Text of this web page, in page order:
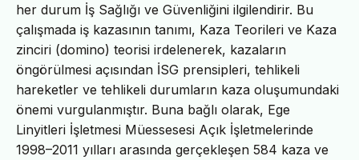
her durum İş Sağlığı ve Güvenliğini ilgilendirir. Bu
çalışmada iş kazasının tanımı, Kaza Teorileri ve Kaza
zinciri (domino) teorisi irdelenerek, kazaların
öngörülmesi açısından İSG prensipleri, tehlikeli
hareketler ve tehlikeli durumların kaza oluşumundaki
önemi vurgulanmıştır. Buna bağlı olarak, Ege
Linyitleri İşletmesi Müessesesi Açık İşletmelerinde
1998–2011 yılları arasında gerçekleşen 584 kaza ve